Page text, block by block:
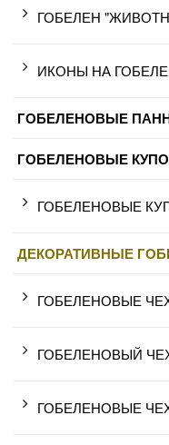
ГОБЕЛЕН
ИКОНЫ НА
ГОБЕЛЕНОВЫЕ
ГОБЕЛЕНОВЫЕ
ГОБЕЛЕНОВЫЕ
ДЕКОРАТИВНЫЕ
ГОБЕЛЕНОВЫЕ
ГОБЕЛЕНОВЫЙ
ГОБЕЛЕНОВЫЕ